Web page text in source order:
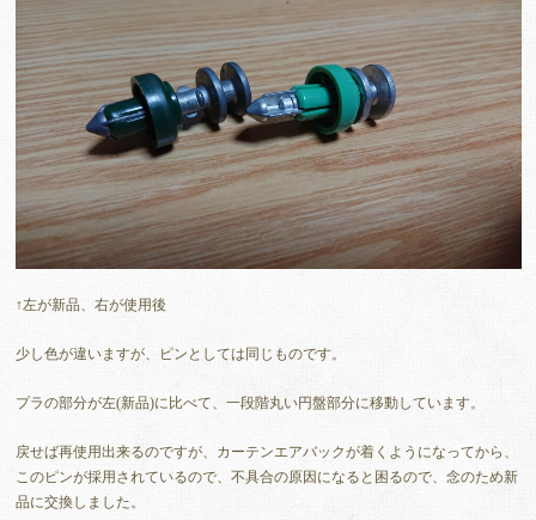
↑左が新品、右が使用後
少し色が違いますが、ピンとしては同じものです。
プラの部分が左(新品)に比べて、一段階丸い円盤部分に移動しています。
戻せば再使用出来るのですが、カーテンエアバックが着くようになってから、
このピンが採用されているので、不具合の原因になると困るので、念のため新
品に交換しました。